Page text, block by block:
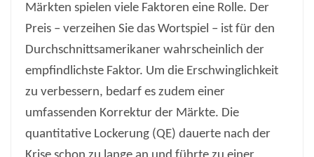
Märkten spielen viele Faktoren eine Rolle. Der
Preis – verzeihen Sie das Wortspiel – ist für den
Durchschnittsamerikaner wahrscheinlich der
empfindlichste Faktor. Um die Erschwinglichkeit
zu verbessern, bedarf es zudem einer
umfassenden Korrektur der Märkte. Die
quantitative Lockerung (QE) dauerte nach der